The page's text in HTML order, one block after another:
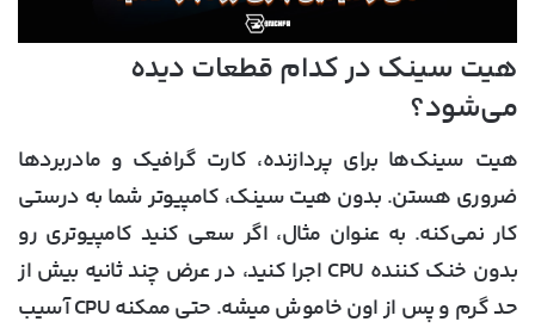
هیت سینک در کدام قطعات دیده
می‌شود؟
هیت سینک‌ها برای پردازنده‌، کارت گرافیک و مادربردها
ضروری هستن. بدون هیت سینک، کامپیوتر شما به درستی
کار نمی‌کنه. به عنوان مثال، اگر سعی کنید کامپیوتری رو
بدون خنک کننده CPU اجرا کنید، در عرض چند ثانیه بیش از
حد گرم و پس از اون خاموش میشه. حتی ممکنه CPU آسیب